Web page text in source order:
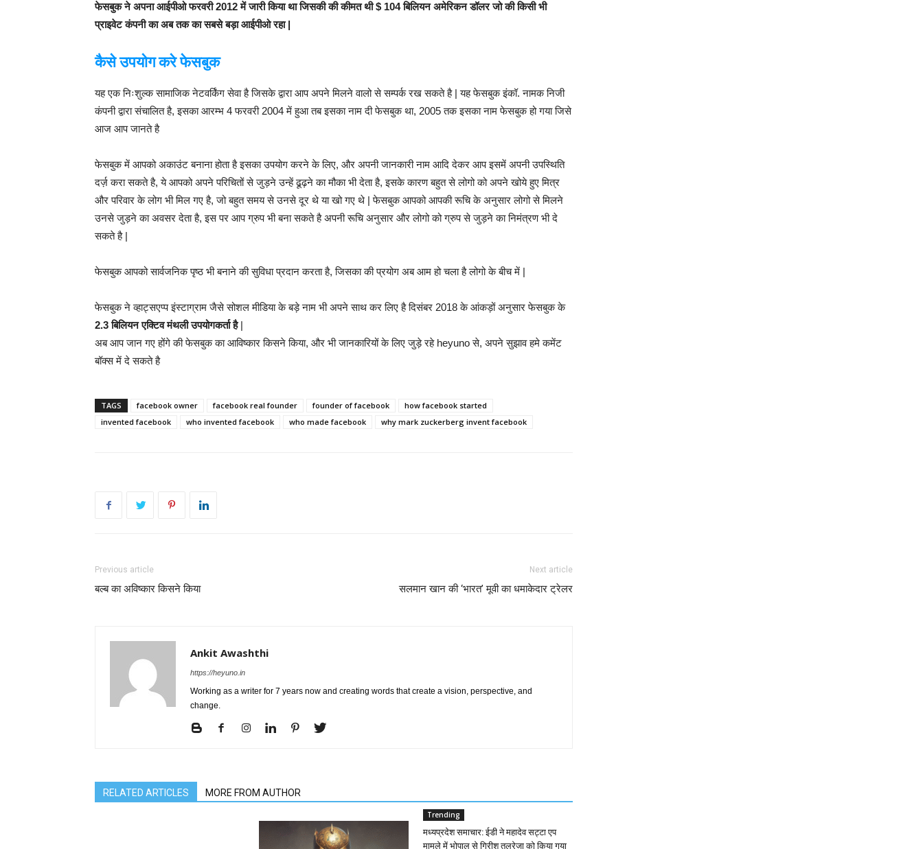
फेसबुक ने अपना आईपीओ फरवरी 2012 में जारी किया था जिसकी की कीमत थी $ 104 बिलियन अमेरिकन डॉलर जो की किसी भी
प्राइवेट कंपनी का अब तक का सबसे बड़ा आईपीओ रहा |
कैसे उपयोग करे फेसबुक
यह एक निःशुल्क सामाजिक नेटवर्किंग सेवा है जिसके द्वारा आप अपने मिलने वालो से सम्पर्क रख सकते है | यह फेसबुक इंकॉ. नामक निजी
कंपनी द्वारा संचालित है, इसका आरम्भ 4 फरवरी 2004 में हुआ तब इसका नाम दी फेसबुक था, 2005 तक इसका नाम फेसबुक हो गया जिसे
आज आप जानते है
फेसबुक में आपको अकाउंट बनाना होता है इसका उपयोग करने के लिए, और अपनी जानकारी नाम आदि देकर आप इसमें अपनी उपस्थिति
दर्ज़ करा सकते है, ये आपको अपने परिचितों से जुड़ने उन्हें ढूढ़ने का मौका भी देता है, इसके कारण बहुत से लोगो को अपने खोये हुए मित्र
और परिवार के लोग भी मिल गए है, जो बहुत समय से उनसे दूर थे या खो गए थे | फेसबुक आपको आपकी रूचि के अनुसार लोगो से मिलने
उनसे जुड़ने का अवसर देता है, इस पर आप ग्रुप भी बना सकते है अपनी रूचि अनुसार और लोगो को ग्रुप से जुड़ने का निमंत्रण भी दे
सकते है |
फेसबुक आपको सार्वजनिक पृष्ठ भी बनाने की सुविधा प्रदान करता है, जिसका की प्रयोग अब आम हो चला है लोगो के बीच में |
फेसबुक ने व्हाट्सएप्प इंस्टाग्राम जैसे सोशल मीडिया के बड़े नाम भी अपने साथ कर लिए है दिसंबर 2018 के आंकड़ों अनुसार फेसबुक के
2.3 बिलियन एक्टिव मंथली उपयोगकर्ता है|
अब आप जान गए होंगे की फेसबुक का आविष्कार किसने किया, और भी जानकारियों के लिए जुड़े रहे heyuno से, अपने सुझाव हमे कमेंट
बॉक्स में दे सकते है
TAGS facebook owner facebook real founder founder of facebook
how facebook started
invented facebook
who invented facebook who made facebook why mark zuckerberg invent facebook
Previous article
बल्ब का अविष्कार किसने किया
Next article
सलमान खान की ‘भारत’ मूवी का धमाकेदार ट्रेलर
Ankit Awashthi
https://heyuno.in
Working as a writer for 7 years now and creating words that create a vision, perspective, and
change.
RELATED ARTICLES MORE FROM AUTHOR
Trending
मध्यप्रदेश समाचार: ईडी ने महादेव सट्टा एप
मामले में भोपाल से गिरीश तलरेजा को किया गया